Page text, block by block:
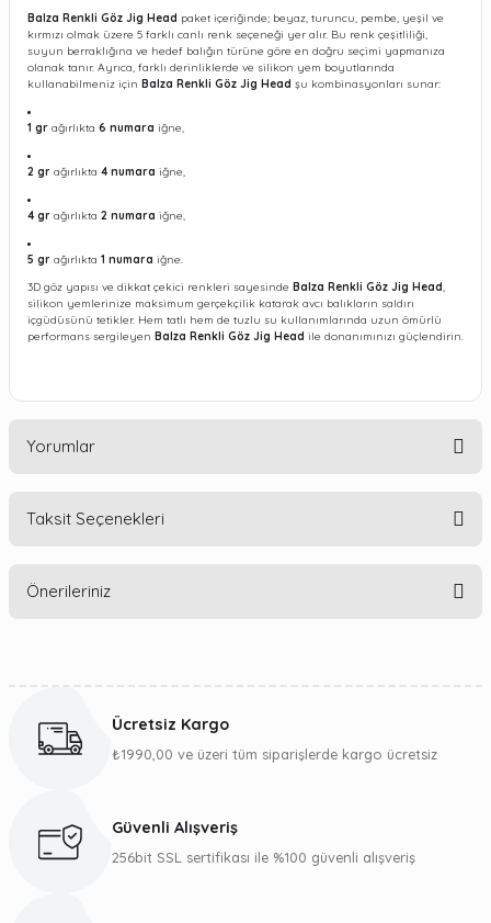
Balza Renkli Göz Jig Head paket içeriğinde; beyaz, turuncu, pembe, yeşil ve
kırmızı olmak üzere 5 farklı canlı renk seçeneği yer alır. Bu renk çeşitliliği,
suyun berraklığına ve hedef balığın türüne göre en doğru seçimi yapmanıza
olanak tanır. Ayrıca, farklı derinliklerde ve silikon yem boyutlarında
kullanabilmeniz için Balza Renkli Göz Jig Head şu kombinasyonları sunar:
1 gr ağırlıkta 6 numara iğne,
2 gr ağırlıkta 4 numara iğne,
4 gr ağırlıkta 2 numara iğne,
5 gr ağırlıkta 1 numara iğne.
3D göz yapısı ve dikkat çekici renkleri sayesinde Balza Renkli Göz Jig Head,
silikon yemlerinize maksimum gerçekçilik katarak avcı balıkların saldırı
içgüdüsünü tetikler. Hem tatlı hem de tuzlu su kullanımlarında uzun ömürlü
performans sergileyen Balza Renkli Göz Jig Head ile donanımınızı güçlendirin.
Yorumlar
Taksit Seçenekleri
Önerileriniz
Görüş ve önerileriniz için teşekkür ederiz.
Ürün bilgilerinde hatalar bulunuyor.
Ücretsiz Kargo
₺1990,00 ve üzeri tüm siparişlerde kargo ücretsiz
Güvenli Alışveriş
256bit SSL sertifikası ile %100 güvenli alışveriş